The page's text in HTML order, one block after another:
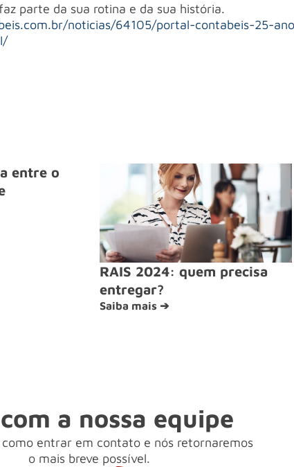
parte da sua rotina e da sua história.
noticias/64105/portal-contabeis-25-
entre o
RAIS 2024: quem precisa
entregar?
Saiba mais ➔
a nossa equipe
como entrar em contato e nós retornaremos
o mais breve possível.